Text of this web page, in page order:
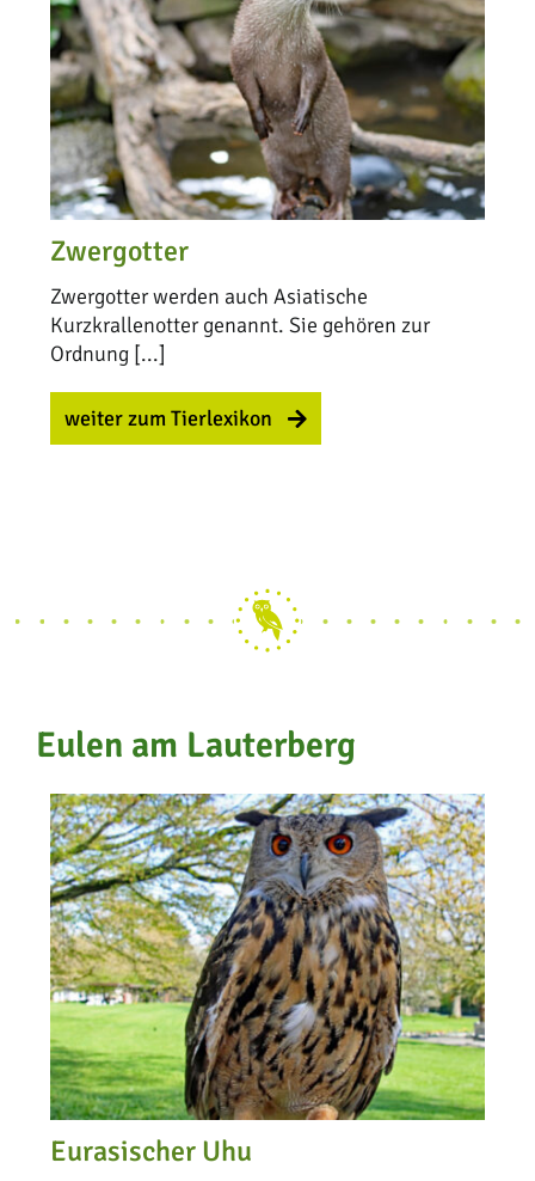
Zwergotter
Zwergotter werden auch Asiatische
Kurzkrallenotter genannt. Sie gehören zur
Ordnung [...]
weiter zum Tierlexikon
Eulen am Lauterberg
Eurasischer Uhu